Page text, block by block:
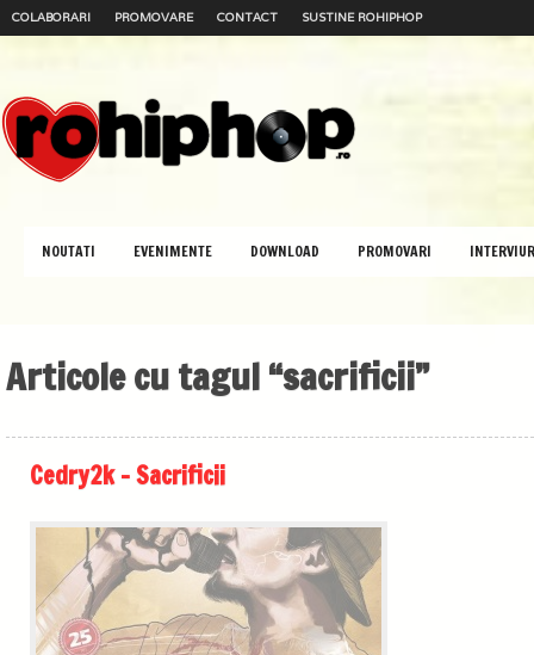
COLABORARI PROMOVARE CONTACT SUSTINE ROHIPHOP
NOUTATI EVENIMENTE DOWNLOAD PROMOVARI
Articole cu tagul “sacrificii”
Cedry2k – Sacrificii